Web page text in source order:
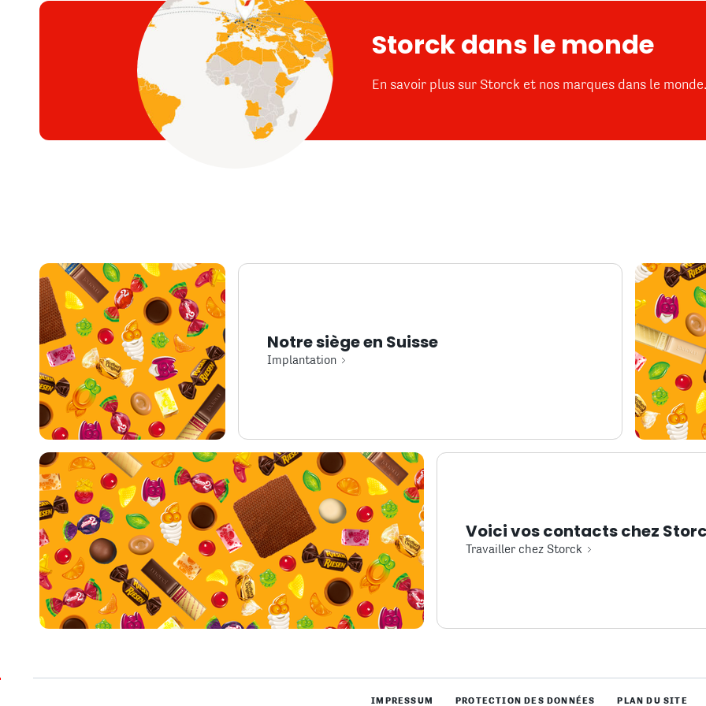
Storck dans le monde
En savoir plus sur Storck et nos marques dans le monde.
Notre siège en Suisse
Implantation
Voici vos contacts chez
Travailler chez Storck
IMPRESSUM PROTECTION DES DONNÉES PLAN DU SITE